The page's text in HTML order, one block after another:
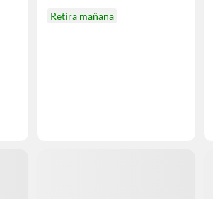
Retira mañana